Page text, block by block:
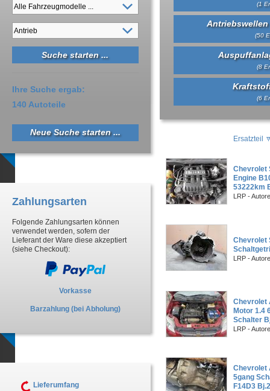
(1
(50
(8
(6
Ersatzteil
Chevrolet
Engine
53222km
LRP -
Chevrolet
LRP -
Chevrolet
Motor 1.4
Schalter
LRP -
Chevrolet
5gang
F14D3
Ihre Suche ergab:
140 Autoteile
Neue Suche starten ...
Zahlungsarten
Folgende Zahlungsarten können
verwendet werden, sofern der
Lieferant der Ware diese akzeptiert
(siehe Checkout):
Vorkasse
Barzahlung (bei Abholung)
Lieferumfang